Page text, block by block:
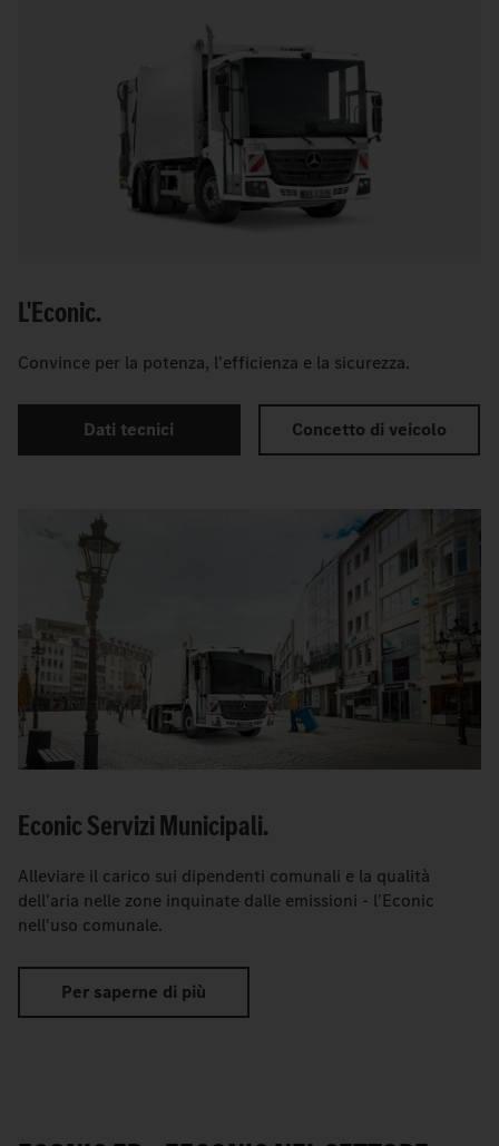
L'Econic.
Convince per la potenza, l'efficienza e la sicurezza.
Dati tecnici Concetto di veicolo
Econic Servizi Municipali.
Alleviare il carico sui dipendenti comunali e la qualità
dell'aria nelle zone inquinate dalle emissioni - l'Econic
nell'uso comunale.
Per saperne di più